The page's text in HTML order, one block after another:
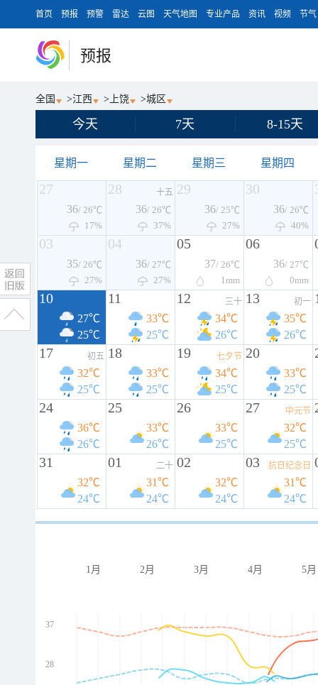
首页 预报 预警 雷达 云图 天气地图 专业产品 资讯 视频 节气
预报
全国 >江西 > 上饶 >城区
今天 7天 8-15天
星期一 星期二 星期三 星期四
27
36/ 26℃
17%
28 十五
36/ 26℃
37%
29
36/ 25℃
27%
30
36/ 26℃
40%
03
35/ 26℃
27%
04
36/ 27℃
27%
05
37/ 26℃
1mm
06
36/ 27℃
0mm
10
27℃
25℃
11
33℃
25℃
12 三十
34℃
26℃
13 初一
35℃
26℃
17 初五
32℃
25℃
18
33℃
25℃
19 七夕节
34℃
25℃
20
33℃
25℃
24
36℃
26℃
25
33℃
26℃
26
33℃
25℃
27 中元节
32℃
25℃
31
32℃
24℃
01 二十
31℃
24℃
02
32℃
24℃
03 抗日纪念日
31℃
24℃
1月 2月 3月 4月 5月
37
28